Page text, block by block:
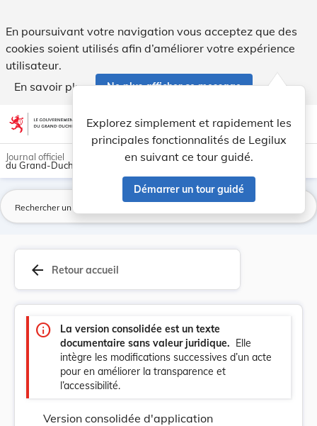
En poursuivant votre navigation vous acceptez que des
cookies soient utilisés afin d’améliorer votre expérience
utilisateur.
En savoir plus
Ne plus afficher ce message
Aller au contenu account_circle help Aide
Explorez simplement et rapidement les
principales fonctionnalités de Legilux
en suivant ce tour guidé.
Démarrer un tour guidé
light_mode dark_mode
Journal officiel
du Grand-Duché de Luxembourg
arrow_back Retour accueil
info
La version consolidée est un texte
documentaire sans valeur juridique. Elle
intègre les modifications successives d’un acte
pour en améliorer la transparence et
l’accessibilité.
Version consolidée d'application